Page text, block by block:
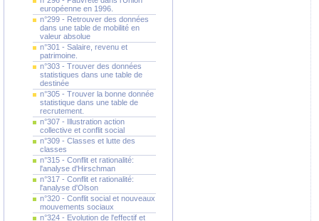
européenne en 1996.
n°299 - Retrouver des données
dans une table de mobilité en
valeur absolue
n°301 - Salaire, revenu et
patrimoine.
n°303 - Trouver des données
statistiques dans une table de
destinée
n°305 - Trouver la bonne donnée
statistique dans une table de
recrutement.
n°307 - Illustration action
collective et conflit social
n°309 - Classes et lutte des
classes
n°315 - Conflit et rationalité:
l'analyse d'Hirschman
n°317 - Conflit et rationalité:
l'analyse d'Olson
n°320 - Conflit social et nouveaux
mouvements sociaux
n°324 - Evolution de l'effectif et